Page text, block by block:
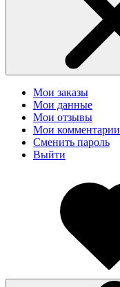
Мои заказы
Мои данные
Мои отзывы
Мои комментарии
Сменить пароль
Выйти